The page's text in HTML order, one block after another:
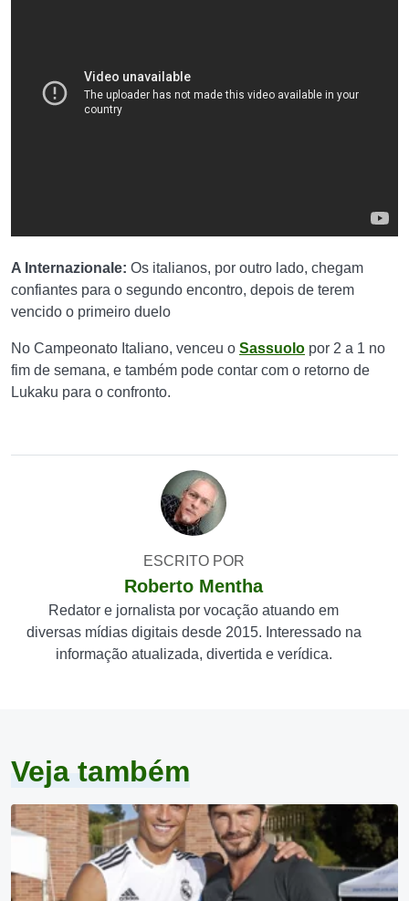
A Internazionale: Os italianos, por outro lado, chegam
confiantes para o segundo encontro, depois de terem
vencido o primeiro duelo
No Campeonato Italiano, venceu o Sassuolo por 2 a 1 no
fim de semana, e também pode contar com o retorno de
Lukaku para o confronto.
ESCRITO POR
Roberto Mentha
Redator e jornalista por vocação atuando em
diversas mídias digitais desde 2015. Interessado na
informação atualizada, divertida e verídica.
Veja também